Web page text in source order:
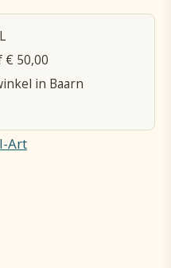
€ 50,00
in Baarn
Art